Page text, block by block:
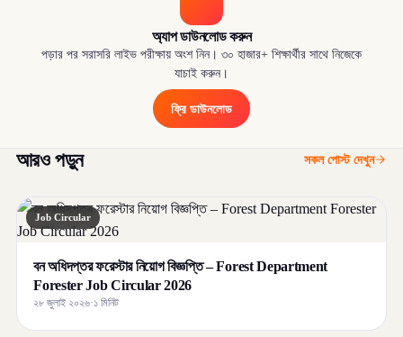
অ্যাপ ডাউনলোড করুন
পড়ার পর সরাসরি লাইভ পরীক্ষায় অংশ নিন। ৩০ হাজার+ শিক্ষার্থীর সাথে নিজেকে
যাচাই করুন।
ফ্রি ডাউনলোড
আরও পড়ুন সকল পোস্ট দেখুন
Job Circular
বন অধিদপ্তর ফরেস্টার নিয়োগ বিজ্ঞপ্তি – Forest Department
Forester Job Circular 2026
২৮ জুলাই ২০২৬·১ মিনিট